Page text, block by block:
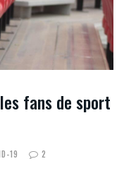
fans de sport
19 2